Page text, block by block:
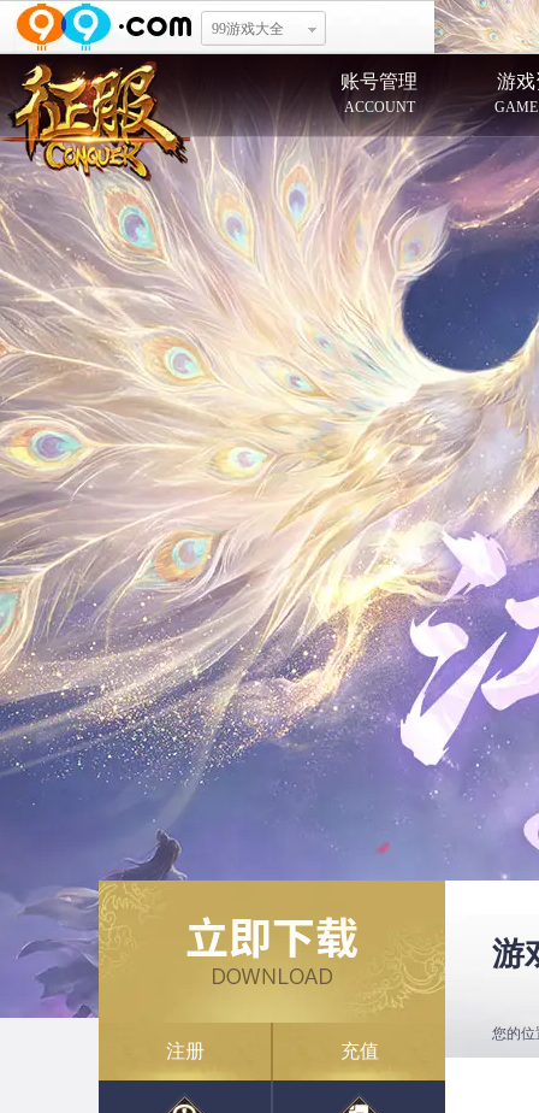
99游戏大全
账号管理
ACCOUNT
游
注册 充值
游
您的位